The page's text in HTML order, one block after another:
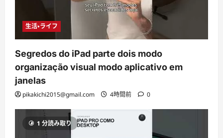
生活・ライフ
Segredos do iPad parte dois modo
organização visual modo aplicativo em
janelas
pikakichi2015@gmail.com 4時間前 0
1 分読み取り